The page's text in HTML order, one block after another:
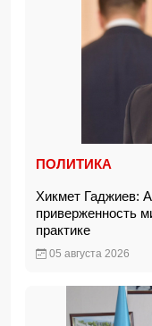
ПОЛИТИКА
Хикмет Гаджиев:
приверженность
практике
05 августа 2026